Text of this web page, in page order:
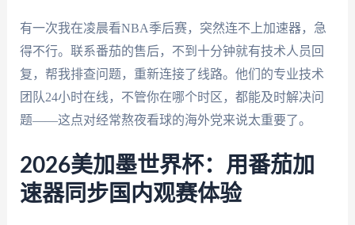
有一次我在凌晨看NBA季后赛，突然连不上加速器，急
得不行。联系番茄的售后，不到十分钟就有技术人员回
复，帮我排查问题，重新连接了线路。他们的专业技术
团队24小时在线，不管你在哪个时区，都能及时解决问
题——这点对经常熬夜看球的海外党来说太重要了。
2026美加墨世界杯：用番茄加
速器同步国内观赛体验